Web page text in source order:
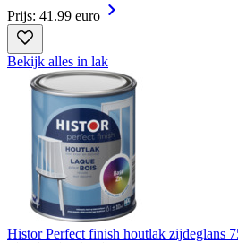
Prijs: 41.99 euro
Bekijk alles in lak
Histor Perfect finish houtlak zijdeglans